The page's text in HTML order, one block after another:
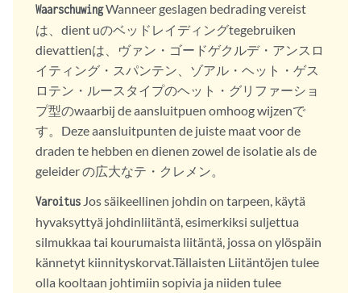
WaarschuwingWanneer geslagen bedrading vereist
は、dient uのベッドレイディングtegebruiken
dievattienは、ヴァン・ゴードゲクルデ・アンスロ
イティング・スパンテン、ゾアル・ヘット・ゲス
ロテン・ルースタイプのヘット・グリファーショ
プ型のwaarbij de aansluitpuen omhoog wijzenで
す。Deze aansluitpunten de juiste maat voor de
draden te hebben en dienen zowel de isolatie als de
geleider の広大なテ・クレメン。
Varoitus Jos säikeellinen johdin on tarpeen, käytä
hyvaksyttyä johdinliitäntä, esimerkiksi suljettua
silmukkaa tai kourumaista liitäntä, jossa on ylöspäin
kännetyt kiinnityskorvat.Tällaisten Liitäntöjen tulee
olla kooltaan johtimiin sopivia ja niiden tulee